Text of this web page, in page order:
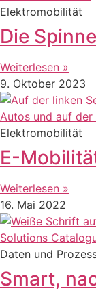
Elektromobilität
Die
Weiterlesen »
9. Oktober 2023
Elektromobilität
E-
Weiterlesen »
16. Mai 2022
Daten und
Smart,